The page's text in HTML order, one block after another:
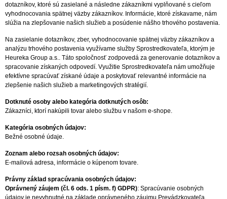
dotazníkov, ktoré sú zasielané a následne zákazníkmi vyplňované s cieľom
vyhodnocovania spätnej väzby zákazníkov. Informácie, ktoré získavame, nám
slúžia na zlepšovanie našich služieb a posúdenie nášho trhového postavenia.
Na zasielanie dotazníkov, zber, vyhodnocovanie spätnej väzby zákazníkov a
analýzu trhového postavenia využívame služby Sprostredkovateľa, ktorým je
Heureka Group a.s.. Táto spoločnosť zodpovedá za generovanie dotazníkov a
spracovanie získaných odpovedí. Využitie Sprostredkovateľa nám umožňuje
efektívne spracúvať získané údaje a poskytovať relevantné informácie na
zlepšenie našich služieb a marketingových stratégií.
Dotknuté osoby alebo kategória dotknutých osôb:
Zákazníci, ktorí nakúpili tovar alebo službu v našom e-shope.
Kategória osobných údajov:
Bežné osobné údaje.
Zoznam alebo rozsah osobných údajov:
E-mailová adresa, informácie o kúpenom tovare.
Právny základ spracúvania osobných údajov:
Oprávnený záujem (čl. 6 ods. 1 písm. f) GDPR): Spracúvanie osobných
údajov je nevyhnutné na základe oprávneného záujmu Prevádzkovateľa,